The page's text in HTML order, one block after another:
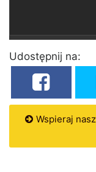
Udostępnij na:
Wspieraj